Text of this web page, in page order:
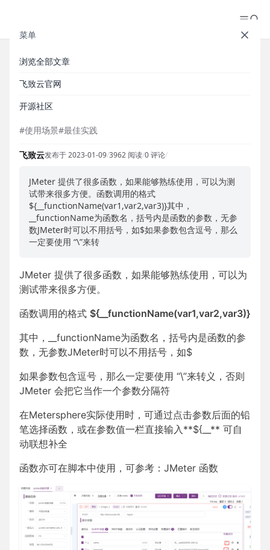
菜单
浏览全部文章
飞致云官网
开源社区
【最佳实践】MeterSphere 中常
用 JMeter 函数详细使用说明
#使用场景#最佳实践
飞致云发布于 2023-01-09/3962 阅读/0 评论/
JMeter 提供了很多函数，如果能够熟练使用，可以为测
试带来很多方便。函数调用的格式
${__functionName(var1,var2,var3)}其中，
__functionName为函数名，括号内是函数的参数，无参
数JMeter时可以不用括号，如$如果参数包含逗号，那么
一定要使用 “\”来转
JMeter 提供了很多函数，如果能够熟练使用，可以为
测试带来很多方便。
函数调用的格式 ${__functionName(var1,var2,var3)}
其中，__functionName为函数名，括号内是函数的参
数，无参数JMeter时可以不用括号，如$
如果参数包含逗号，那么一定要使用 “\”来转义，否则
JMeter 会把它当作一个参数分隔符
在Metersphere实际使用时，可通过点击参数后面的铅
笔选择函数，或在参数值一栏直接输入**${__** 可自
动联想补全
函数亦可在脚本中使用，可参考： JMeter 函数